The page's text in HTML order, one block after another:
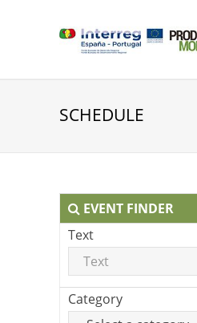
SCHEDULE
EVENT FINDER
Text
Category